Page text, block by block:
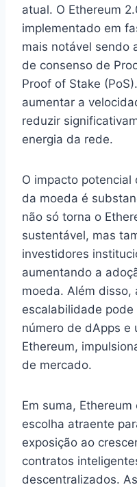
atual. O Ethereum
implementado em
mais notável sendo
de consenso de
Proof of Stake
aumentar a
reduzir
energia da rede.
O impacto potencial
da moeda é
não só torna o
sustentável, mas
investidores
aumentando a
moeda. Além disso,
escalabilidade
número de dApps e
Ethereum,
de mercado.
Em suma,
escolha atraente
exposição ao
contratos
descentralizados.